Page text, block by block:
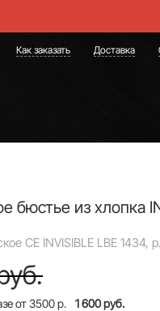
Как заказать Доставка
бюстье из хлопка
CE INVISIBLE LBE 1434,
от 3500 р. 1 600 руб.